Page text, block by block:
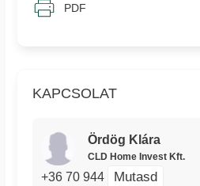
KAPCSOLAT
Ördög Klára
CLD Home Invest Kft.
+36 70 944 Mutasd
PDF